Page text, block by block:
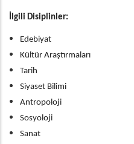
İlgili Disiplinler:
Edebiyat
Kültür Araştırmaları
Tarih
Siyaset Bilimi
Antropoloji
Sosyoloji
Sanat